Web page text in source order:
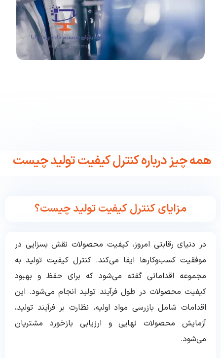
همه چیز درباره کنترل کیفیت تولید چیست
مزایای کنترل کیفیت تولید چیست؟
در دنیای رقابتی امروز، کیفیت محصولات نقش بسزایی در
موفقیت کسب‌وکارها ایفا می‌کند. کنترل کیفیت تولید به
مجموعه اقداماتی گفته می‌شود که برای حفظ و بهبود
کیفیت محصولات در طول فرآیند تولید انجام می‌شود. این
اقدامات شامل بازرسی مواد اولیه، نظارت بر فرآیند تولید،
آزمایش محصولات نهایی و ارزیابی بازخورد مشتریان
می‌شود.